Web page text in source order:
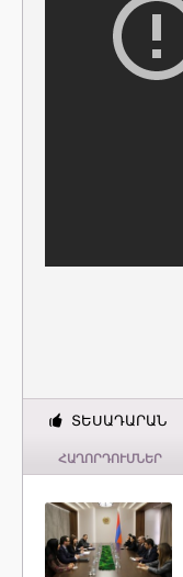
ՏԵՍԱԴԱՐԱՆ
ՀԱՂՈՐԴՈՒՄՆԵՐ